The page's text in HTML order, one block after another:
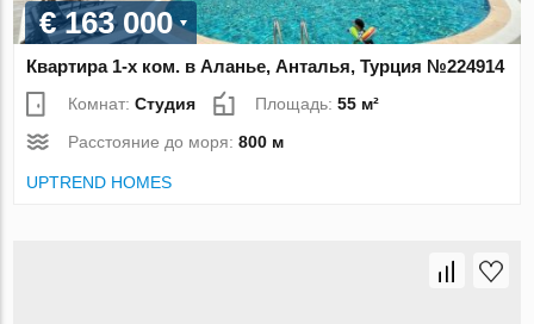
€ 163 000
Квартира 1-х ком. в Аланье, Анталья, Турция №224914
Комнат:Студия Площадь:55 м²
Расстояние до моря:800 м
UPTREND HOMES